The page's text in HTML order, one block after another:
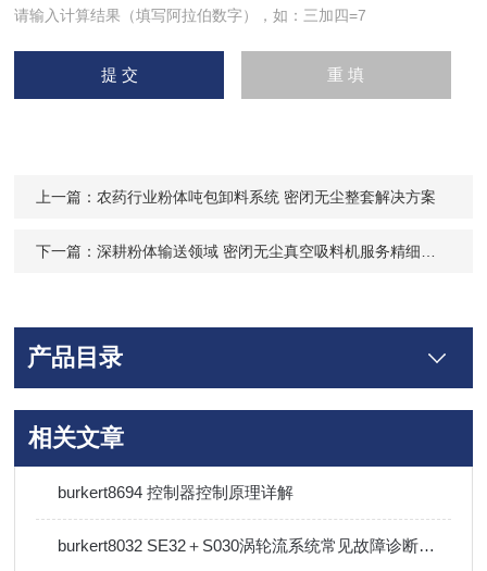
请输入计算结果（填写阿拉伯数字），如：三加四=7
上一篇： 农药行业粉体吨包卸料系统 密闭无尘整套解决方案
下一篇：深耕粉体输送领域 密闭无尘真空吸料机服务精细化工与医药行业
产品目录
相关文章
burkert8694 控制器控制原理详解
burkert8032 SE32＋S030涡轮流系统常见故障诊断与排除方法